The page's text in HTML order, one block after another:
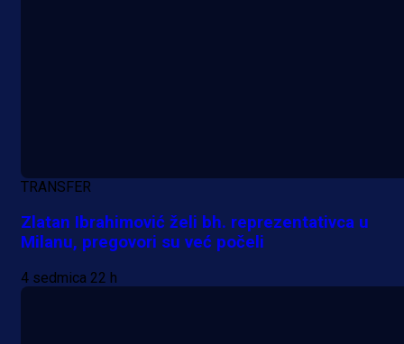
Više vijesti
TRANSFER
Zlatan Ibrahimović želi bh. reprezentativca u
Milanu, pregovori su već počeli
4 sedmica 22 h